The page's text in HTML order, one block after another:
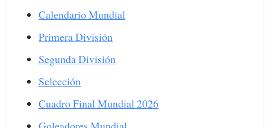
Calendario Mundial
Primera División
Segunda División
Selección
Cuadro Final Mundial 2026